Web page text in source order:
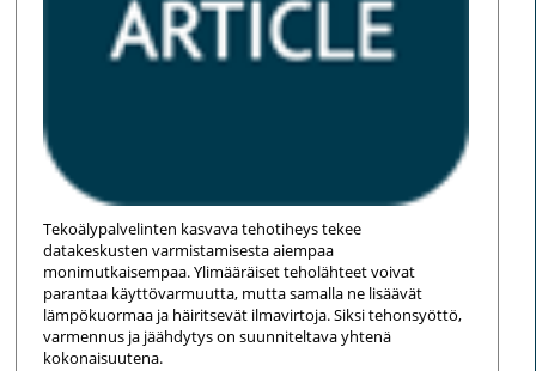
Tekoälypalvelinten kasvava tehotiheys tekee
datakeskusten varmistamisesta aiempaa
monimutkaisempaa. Ylimääräiset teholähteet voivat
parantaa käyttövarmuutta, mutta samalla ne lisäävät
lämpökuormaa ja häiritsevät ilmavirtoja. Siksi tehonsyöttö,
varmennus ja jäähdytys on suunniteltava yhtenä
kokonaisuutena.